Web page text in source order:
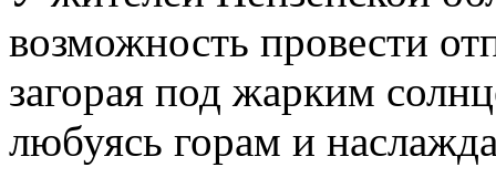
возможность провести
загорая под жарким
любуясь горам и